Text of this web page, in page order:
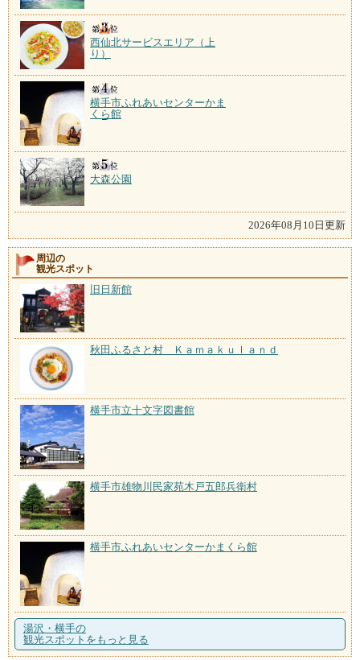
西仙北サービスエリア（上
り）
横手市ふれあいセンターかま
くら館
大森公園
2026年08月10日更新
周辺の
観光スポット
旧日新館
秋田ふるさと村 Ｋａｍａｋｕｌａｎｄ
横手市立十文字図書館
横手市雄物川民家苑木戸五郎兵衛村
横手市ふれあいセンターかまくら館
湯沢・横手の
観光スポットをもっと見る